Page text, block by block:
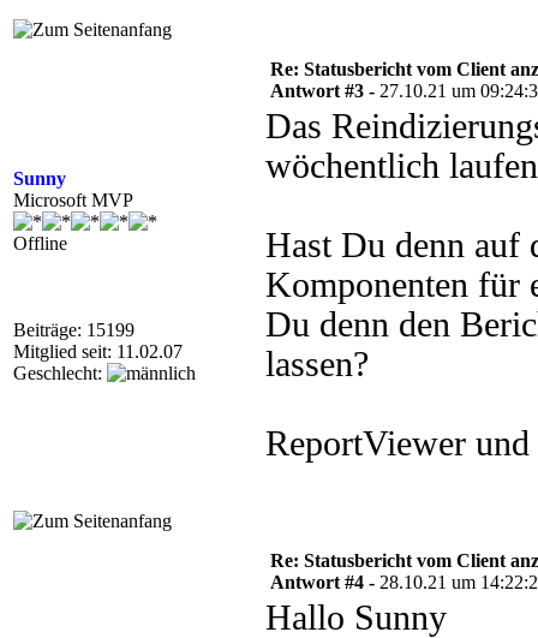
Sunny
Microsoft MVP
Offline
Beiträge: 15199
Mitglied seit: 11.02.07
Geschlecht:
Re: Statusbericht vom Client
Antwort #3 - 27.10.21 um
Das
wöchentlich
Hast Du denn auf
Komponenten für
Du denn den
lassen?
ReportViewer
Re: Statusbericht vom Client
Antwort #4 - 28.10.21 um
Hallo Sunny